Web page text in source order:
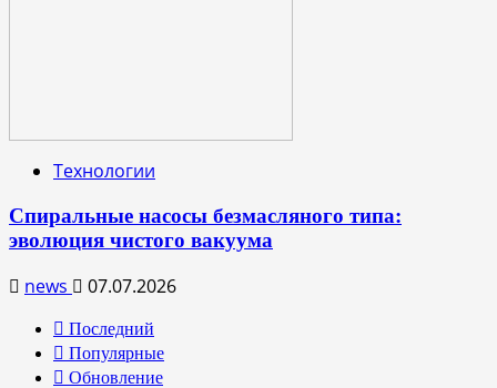
Технологии
Спиральные насосы безмасляного типа:
эволюция чистого вакуума
news 07.07.2026
Последний
Популярные
Обновление